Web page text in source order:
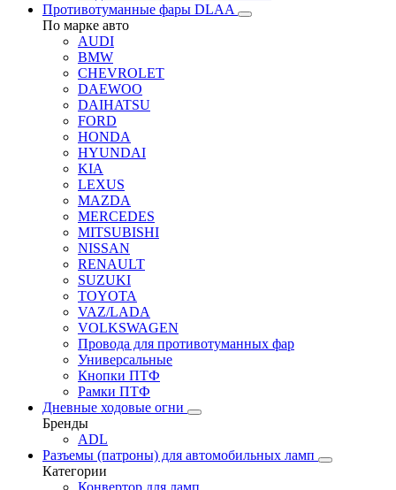
Противотуманные фары DLAA
По марке авто
AUDI
BMW
CHEVROLET
DAEWOO
DAIHATSU
FORD
HONDA
HYUNDAI
KIA
LEXUS
MAZDA
MERCEDES
MITSUBISHI
NISSAN
RENAULT
SUZUKI
TOYOTA
VAZ/LADA
VOLKSWAGEN
Провода для противотуманных фар
Универсальные
Кнопки ПТФ
Рамки ПТФ
Дневные ходовые огни
Бренды
ADL
Разъемы (патроны) для автомобильных ламп
Категории
Конвертор для ламп